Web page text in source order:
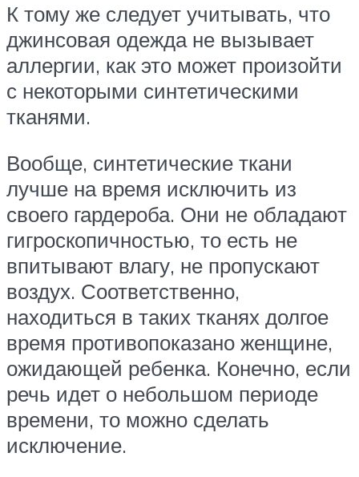
К тому же следует учитывать, что
джинсовая одежда не вызывает
аллергии, как это может произойти
с некоторыми синтетическими
тканями.
Вообще, синтетические ткани
лучше на время исключить из
своего гардероба. Они не обладают
гигроскопичностью, то есть не
впитывают влагу, не пропускают
воздух. Соответственно,
находиться в таких тканях долгое
время противопоказано женщине,
ожидающей ребенка. Конечно, если
речь идет о небольшом периоде
времени, то можно сделать
исключение.